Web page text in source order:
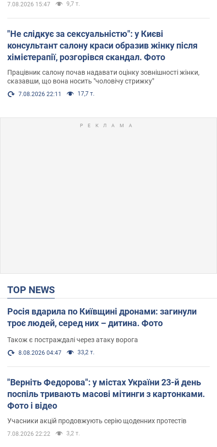
7.08.2026 15:47 9,7 т.
"Не слідкує за сексуальністю": у Києві
консультант салону краси образив жінку після
хімієтерапії, розгорівся скандал. Фото
Працівник салону почав надавати оцінку зовнішності жінки,
сказавши, що вона носить "чоловічу стрижку"
7.08.2026 22:11 17,7 т.
TOP NEWS
Росія вдарила по Київщині дронами: загинули
троє людей, серед них – дитина. Фото
Також є постраждалі через атаку ворога
8.08.2026 04:47 33,2 т.
"Верніть Федорова": у містах України 23-й день
поспіль тривають масові мітинги з картонками.
Фото і відео
Учасники акцій продовжують серію щоденних протестів
7.08.2026 22:22 3,2 т.